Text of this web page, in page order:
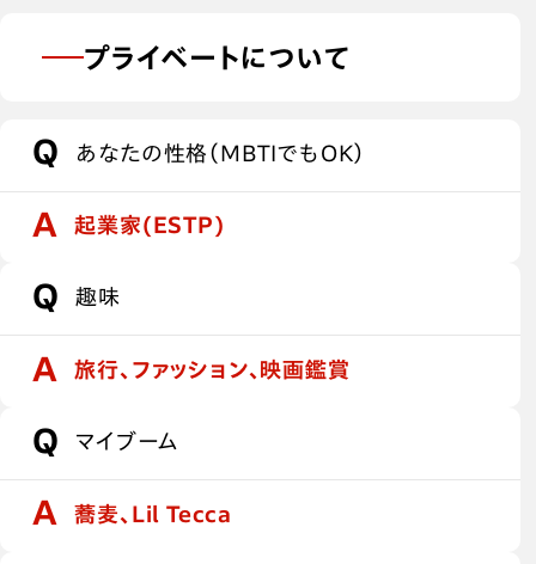
プライベートについて
あなたの性格（MBTIでもOK）
起業家(ESTP)
趣味
旅行、ファッション、映画鑑賞
マイブーム
蕎麦、Lil Tecca